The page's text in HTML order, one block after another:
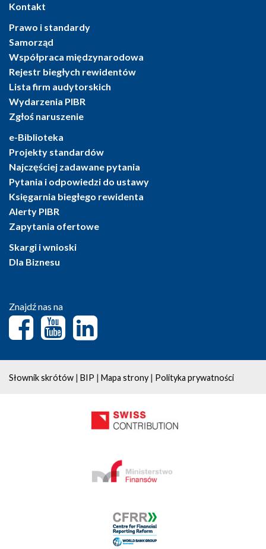
Kontakt
Prawo i standardy
Samorząd
Współpraca międzynarodowa
Rejestr biegłych rewidentów
Lista firm audytorskich
Wydarzenia PIBR
Zgłoś naruszenie
e-Biblioteka
Projekty standardów
Najczęściej zadawane pytania
Pytania i odpowiedzi do ustawy
Księgarnia biegłego rewidenta
Alerty PIBR
Zapytania ofertowe
Skargi i wnioski
Dla Biznesu
Znajdź nas na
Słownik skrótów | BIP | Mapa strony | Polityka prywatności